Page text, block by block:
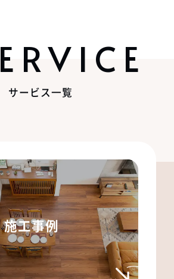
SERVICE
サービス一覧
施工事例